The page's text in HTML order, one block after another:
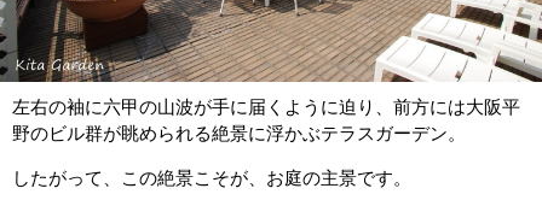
左右の袖に六甲の山波が手に届くように迫り、前方には大阪平
野のビル群が眺められる絶景に浮かぶテラスガーデン。
したがって、この絶景こそが、お庭の主景です。